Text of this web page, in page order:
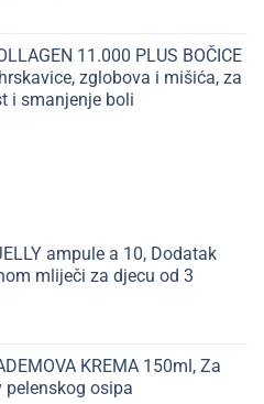
11.000 PLUS BOČICE
zglobova i mišića, za
i smanjenje boli
ampule a 10, Dodatak
mliječi za djecu od 3
KREMA 150ml, Za
pelenskog osipa